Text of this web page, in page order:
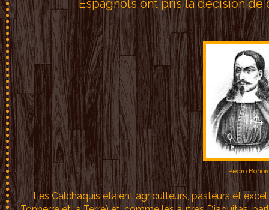
Espagnols ont pris la décision
Pedro
Les Calchaquís étaient agriculteurs, pasteurs et